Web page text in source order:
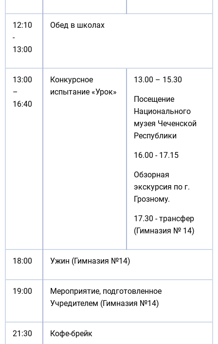
12:10
-
13:00
Обед в школах
13:00
–
16:40
Конкурсное
испытание «Урок»
13.00 – 15.30
Посещение
Национального
музея Чеченской
Республики
16.00 - 17.15
Обзорная
экскурсия по г.
Грозному.
17.30 - трансфер
(Гимназия № 14)
18:00 Ужин (Гимназия №14)
19:00
Мероприятие, подготовленное
Учредителем (Гимназия №14)
21:30 Кофе-брейк